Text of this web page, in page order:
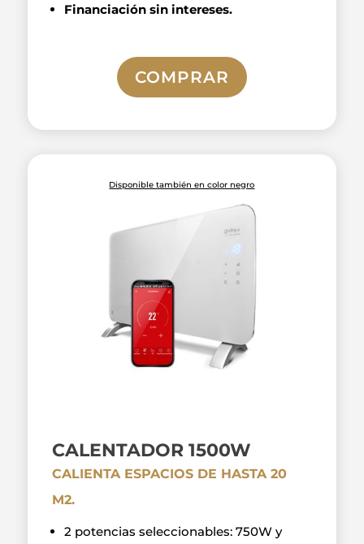
Financiación sin intereses.
COMPRAR
Disponible también en color negro
CALENTADOR 1500W
CALIENTA ESPACIOS DE HASTA 20
M2.
2 potencias seleccionables: 750W y